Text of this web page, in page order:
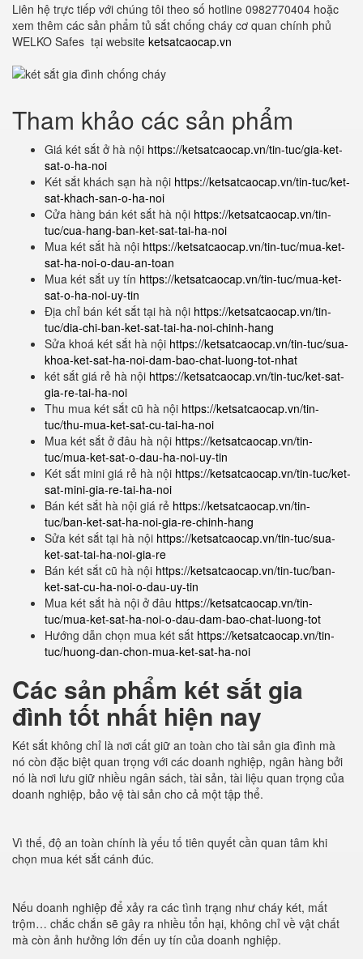
Liên hệ trực tiếp với chúng tôi theo số hotline 0982770404 hoặc
xem thêm các sản phẩm tủ sắt chống cháy cơ quan chính phủ
WELKO Safes tại website ketsatcaocap.vn
Tham khảo các sản phẩm
Giá két sắt ở hà nội https://ketsatcaocap.vn/tin-tuc/gia-ket-
sat-o-ha-noi
Két sắt khách sạn hà nội https://ketsatcaocap.vn/tin-tuc/ket-
sat-khach-san-o-ha-noi
Cửa hàng bán két sắt hà nội https://ketsatcaocap.vn/tin-
tuc/cua-hang-ban-ket-sat-tai-ha-noi
Mua két sắt hà nội https://ketsatcaocap.vn/tin-tuc/mua-ket-
sat-ha-noi-o-dau-an-toan
Mua két sắt uy tín https://ketsatcaocap.vn/tin-tuc/mua-ket-
sat-o-ha-noi-uy-tin
Địa chỉ bán két sắt tại hà nội https://ketsatcaocap.vn/tin-
tuc/dia-chi-ban-ket-sat-tai-ha-noi-chinh-hang
Sửa khoá két sắt hà nội https://ketsatcaocap.vn/tin-tuc/sua-
khoa-ket-sat-ha-noi-dam-bao-chat-luong-tot-nhat
két sắt giá rẻ hà nội https://ketsatcaocap.vn/tin-tuc/ket-sat-
gia-re-tai-ha-noi
Thu mua két sắt cũ hà nội https://ketsatcaocap.vn/tin-
tuc/thu-mua-ket-sat-cu-tai-ha-noi
Mua két sắt ở đâu hà nội https://ketsatcaocap.vn/tin-
tuc/mua-ket-sat-o-dau-ha-noi-uy-tin
Két sắt mini giá rẻ hà nội https://ketsatcaocap.vn/tin-tuc/ket-
sat-mini-gia-re-tai-ha-noi
Bán két sắt hà nội giá rẻ https://ketsatcaocap.vn/tin-
tuc/ban-ket-sat-ha-noi-gia-re-chinh-hang
Sửa két sắt tại hà nội https://ketsatcaocap.vn/tin-tuc/sua-
ket-sat-tai-ha-noi-gia-re
Bán két sắt cũ hà nội https://ketsatcaocap.vn/tin-tuc/ban-
ket-sat-cu-ha-noi-o-dau-uy-tin
Mua két sắt hà nội ở đâu https://ketsatcaocap.vn/tin-
tuc/mua-ket-sat-ha-noi-o-dau-dam-bao-chat-luong-tot
Hướng dẫn chọn mua két sắt https://ketsatcaocap.vn/tin-
tuc/huong-dan-chon-mua-ket-sat-ha-noi
Các sản phẩm két sắt gia
đình tốt nhất hiện nay
Két sắt không chỉ là nơi cất giữ an toàn cho tài sản gia đình mà
nó còn đặc biệt quan trọng với các doanh nghiệp, ngân hàng bởi
nó là nơi lưu giữ nhiều ngân sách, tài sản, tài liệu quan trọng của
doanh nghiệp, bảo vệ tài sản cho cả một tập thể.
Vì thế, độ an toàn chính là yếu tố tiên quyết cần quan tâm khi
chọn mua két sắt cánh đúc.
Nếu doanh nghiệp để xảy ra các tình trạng như cháy két, mất
trộm… chắc chắn sẽ gây ra nhiều tổn hại, không chỉ về vật chất
mà còn ảnh hưởng lớn đến uy tín của doanh nghiệp.